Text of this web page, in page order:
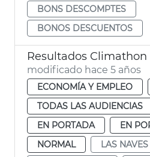
BONS DESCOMPTES
BONOS DESCUENTOS
Resultados Climathon
modificado hace 5 años
ECONOMÍA Y EMPLEO
TODAS LAS AUDIENCIAS
EN PORTADA
EN
NORMAL
LAS NAVES